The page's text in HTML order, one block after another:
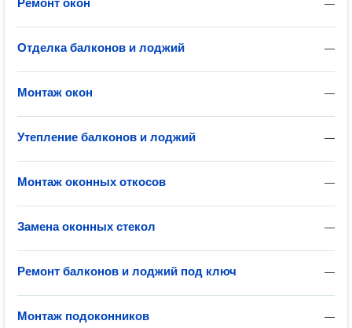
—
Ремонт окон
—
Отделка балконов и лоджий
—
Монтаж окон
—
Утепление балконов и лоджий
—
Монтаж оконных откосов
—
Замена оконных стекол
—
Ремонт балконов и лоджий под ключ
—
Монтаж подоконников